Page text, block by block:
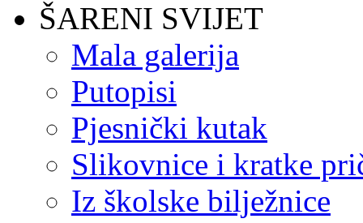
ŠARENI SVIJET
Mala galerija
Putopisi
Pjesnički kutak
Slikovnice i kratke
Iz školske bilježnice